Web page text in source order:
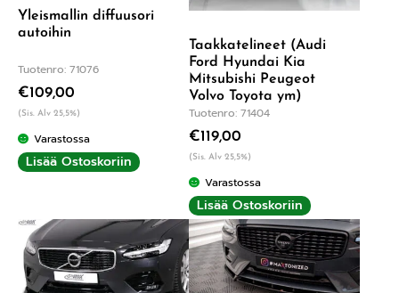
Yleismallin diffuusori
autoihin
Tuotenro: 71076
€109,00
(Sis. Alv 25,5%)
Varastossa
Lisää Ostoskoriin
Taakkatelineet (Audi
Ford Hyundai Kia
Mitsubishi Peugeot
Volvo Toyota ym)
Tuotenro: 71404
€119,00
(Sis. Alv 25,5%)
Varastossa
Lisää Ostoskoriin